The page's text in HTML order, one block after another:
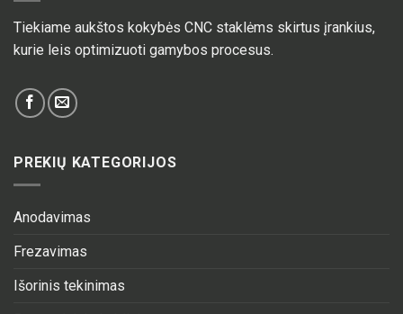
Tiekiame aukštos kokybės CNC staklėms skirtus įrankius,
kurie leis optimizuoti gamybos procesus.
PREKIŲ KATEGORIJOS
Anodavimas
Frezavimas
Išorinis tekinimas